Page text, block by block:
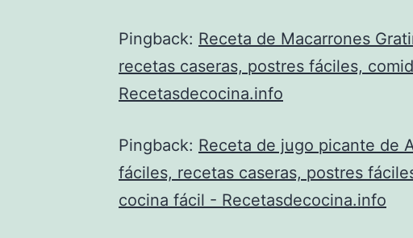
Pingback: Receta de Macarrones
recetas caseras, postres fáciles,
Recetasdecocina.info
Pingback: Receta de jugo picante de
fáciles, recetas caseras, postres
cocina fácil - Recetasdecocina.info